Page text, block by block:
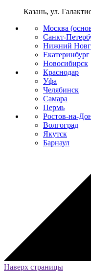
Казань, ул.
Москва
Санкт-
Нижний
Екатеринбург
Новосибирск
Краснодар
Уфа
Челябинск
Самара
Пермь
Ростов-на-
Волгоград
Якутск
Барнаул
Наверх страницы